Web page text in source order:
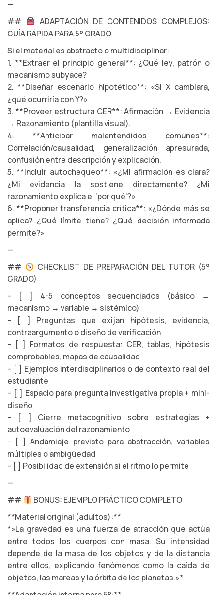
—
##
ADAPTACIÓN DE CONTENIDOS COMPLEJOS:
GUÍA RÁPIDA PARA 5° GRADO
Si el material es abstracto o multidisciplinar:
1. **Extraer el principio general**: ¿Qué ley, patrón o
mecanismo subyace?
2. **Diseñar escenario hipotético**: «Si X cambiara,
¿qué ocurriría con Y?»
3. **Proveer estructura CER**: Afirmación → Evidencia
→ Razonamiento (plantilla visual).
4. **Anticipar malentendidos comunes**:
Correlación/causalidad, generalización apresurada,
confusión entre descripción y explicación.
5. **Incluir autochequeo**: «¿Mi afirmación es clara?
¿Mi evidencia la sostiene directamente? ¿Mi
razonamiento explica el ‘por qué’?»
6. **Proponer transferencia crítica**: «¿Dónde más se
aplica? ¿Qué límite tiene? ¿Qué decisión informada
permite?»
—
##
CHECKLIST DE PREPARACIÓN DEL TUTOR (5°
GRADO)
– [ ] 4-5 conceptos secuenciados (básico →
mecanismo → variable → sistémico)
– [ ] Preguntas que exijan hipótesis, evidencia,
contraargumento o diseño de verificación
– [ ] Formatos de respuesta: CER, tablas, hipótesis
comprobables, mapas de causalidad
– [ ] Ejemplos interdisciplinarios o de contexto real del
estudiante
– [ ] Espacio para pregunta investigativa propia + mini-
diseño
– [ ] Cierre metacognitivo sobre estrategias +
autoevaluación del razonamiento
– [ ] Andamiaje previsto para abstracción, variables
múltiples o ambigüedad
– [ ] Posibilidad de extensión si el ritmo lo permite
—
##
BONUS: EJEMPLO PRÁCTICO COMPLETO
**Material original (adultos):**
*»La gravedad es una fuerza de atracción que actúa
entre todos los cuerpos con masa. Su intensidad
depende de la masa de los objetos y de la distancia
entre ellos, explicando fenómenos como la caída de
objetos, las mareas y la órbita de los planetas.»*